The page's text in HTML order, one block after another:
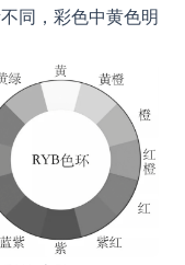
同，彩色中黄色明